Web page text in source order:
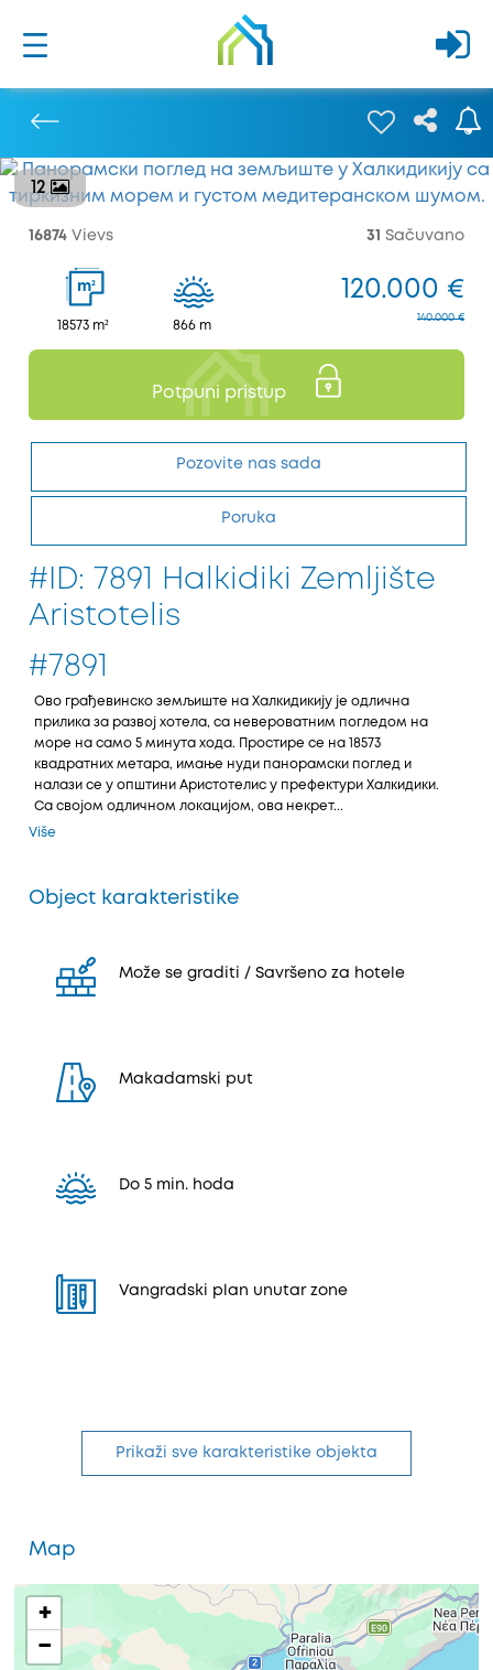
12
16874 Vievs 31 Sačuvano
m2
18573 m² 866 m
120.000 €
140.000 €
Potpuni pristup
Pozovite nas sada
Poruka
#ID: 7891 Halkidiki Zemljište
Aristotelis
#7891
Ово грађевинско земљиште на Халкидикију је одлична
прилика за развој хотела, са невероватним погледом на
море на само 5 минута хода. Простире се на 18573
квадратних метара, имање нуди панорамски поглед и
налази се у општини Аристотелис у префектури Халкидики.
Са својом одличном локацијом, ова некрет...
Više
Object karakteristike
Može se graditi / Savršeno za hotele
Makadamski put
Do 5 min. hoda
Vangradski plan unutar zone
Prikaži sve karakteristike objekta
Map
+
−